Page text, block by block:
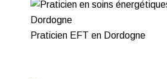
Praticien EFT en Dordogne